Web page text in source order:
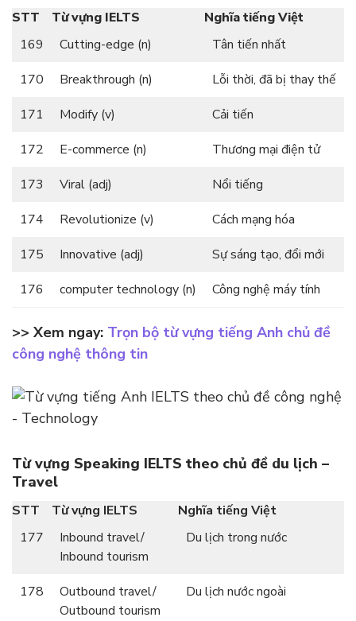
STT Từ vựng IELTS
Nghĩa tiếng Việt
169
Cutting-edge (n)
Tân tiến nhất
170
Breakthrough (n)
Lỗi thời, đã bị thay thế
171
Modify (v)
Cải tiến
172
E-commerce (n)
Thương mại điện tử
173
Viral (adj)
Nổi tiếng
174
Revolutionize (v)
Cách mạng hóa
175
Innovative (adj)
Sự sáng tạo, đổi mới
176
computer technology (n) Công nghệ máy tính
>> Xem ngay: Trọn bộ từ vựng tiếng Anh chủ đề
công nghệ thông tin
Từ vựng Speaking IELTS theo chủ đề du lịch –
Travel
STT Từ vựng IELTS
Nghĩa tiếng Việt
177
Inbound travel/
Inbound tourism
Du lịch trong nước
178
Outbound travel/
Outbound tourism
Du lịch nước ngoài